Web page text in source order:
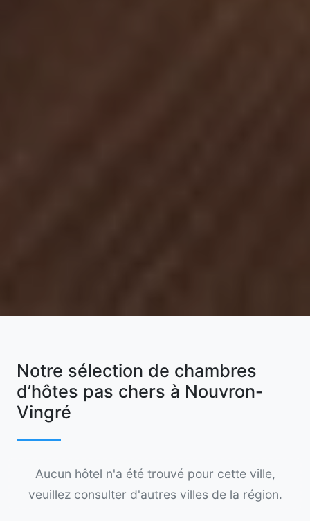
Notre sélection de chambres
d’hôtes pas chers à Nouvron-
Vingré
Aucun hôtel n'a été trouvé pour cette ville,
veuillez consulter d'autres villes de la région.